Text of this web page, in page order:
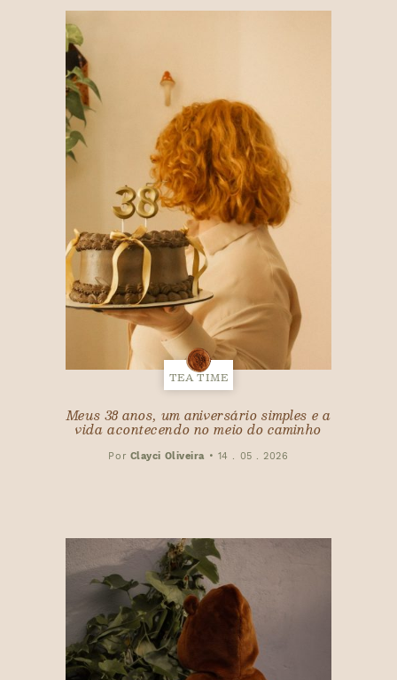
TEA TIME
Meus 38 anos, um aniversário simples e a
vida acontecendo no meio do caminho
Por Clayci Oliveira • 14 . 05 . 2026